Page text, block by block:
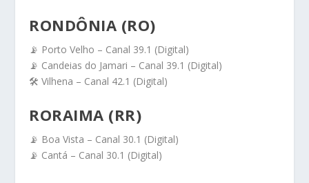
RONDÔNIA (RO)
📡 Porto Velho – Canal 39.1 (Digital)
📡 Candeias do Jamari – Canal 39.1 (Digital)
🛠️ Vilhena – Canal 42.1 (Digital)
RORAIMA (RR)
📡 Boa Vista – Canal 30.1 (Digital)
📡 Cantá – Canal 30.1 (Digital)